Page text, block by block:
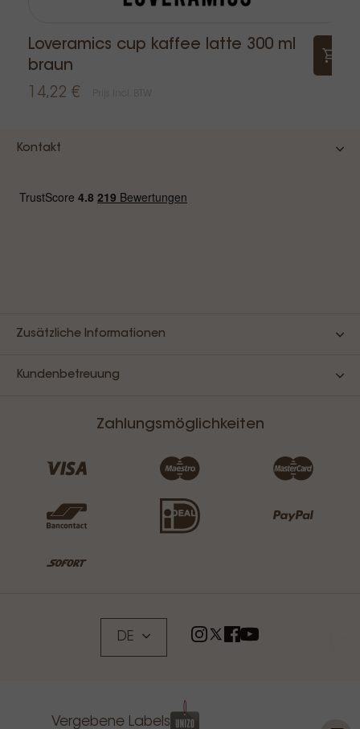
Loveramics cup kaffee latte 300 ml
braun
14,22 €
Kontakt
Zusätzliche Informationen
Kundenbetreuung
Zahlungsmöglichkeiten
DE
Vergebene Labels